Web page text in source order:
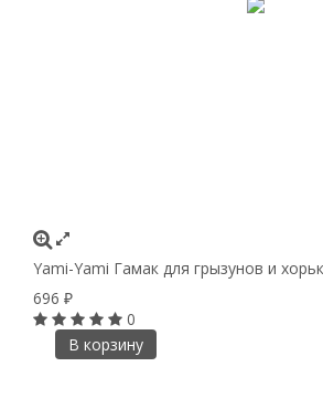
Yami-Yami Гамак для грызунов и
696 ₽
0
В корзину